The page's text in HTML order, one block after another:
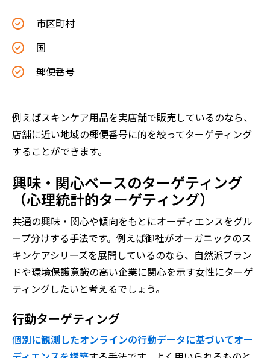
市区町村
国
郵便番号
例えばスキンケア用品を実店舗で販売しているのなら、
店舗に近い地域の郵便番号に的を絞ってターゲティング
することができます。
興味・関心ベースのターゲティング
（心理統計的ターゲティング）
共通の興味・関心や傾向をもとにオーディエンスをグル
ープ分けする手法です。例えば御社がオーガニックのス
キンケアシリーズを展開しているのなら、自然派ブラン
ドや環境保護意識の高い企業に関心を示す女性にターゲ
ティングしたいと考えるでしょう。
行動ターゲティング
個別に観測したオンラインの行動データに基づいてオー